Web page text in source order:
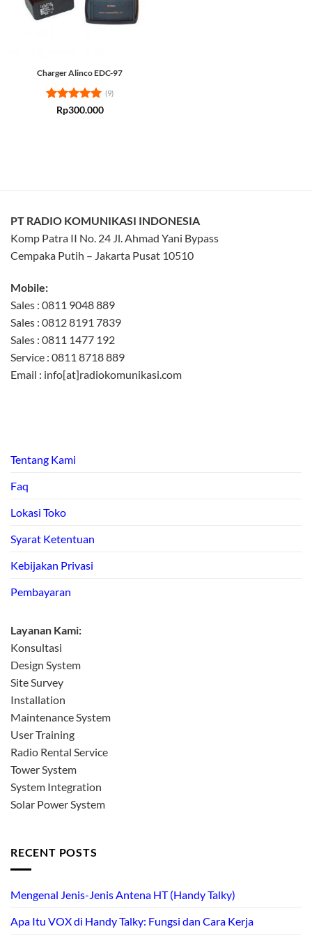
Charger Alinco EDC-97
Rated5
(9)
Rp300.000
PT RADIO KOMUNIKASI INDONESIA
Komp Patra II No. 24 Jl. Ahmad Yani Bypass
Cempaka Putih – Jakarta Pusat 10510
Mobile:
Sales : 0811 9048 889
Sales : 0812 8191 7839
Sales : 0811 1477 192
Service : 0811 8718 889
Email : info[at]radiokomunikasi.com
Tentang Kami
Faq
Lokasi Toko
Syarat Ketentuan
Kebijakan Privasi
Pembayaran
Layanan Kami:
Konsultasi
Design System
Site Survey
Installation
Maintenance System
User Training
Radio Rental Service
Tower System
System Integration
Solar Power System
RECENT POSTS
Mengenal Jenis-Jenis Antena HT (Handy Talky)
Apa Itu VOX di Handy Talky: Fungsi dan Cara Kerja